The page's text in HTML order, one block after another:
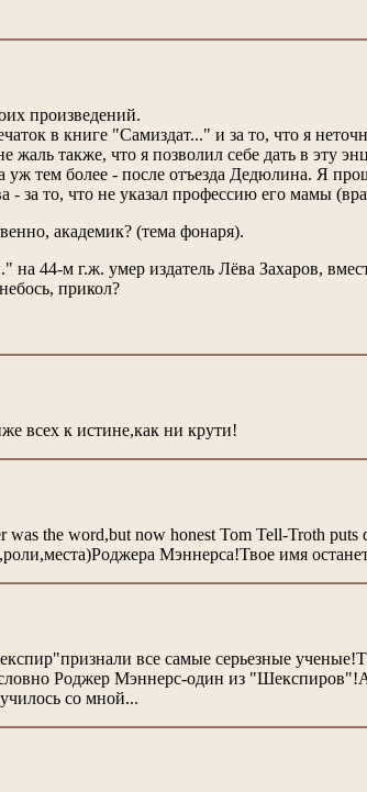
произведений.
в книге "Самиздат..." и за то, что я
жаль также, что я позволил себе дать в эту
уж тем более - после отъезда Дедюлина. Я
- за то, что не указал профессию его мамы
академик? (тема фонаря).
на 44-м г.ж. умер издатель Лёва Захаров,
прикол?
всех к истине,как ни крути!
the word,but now honest Tom Tell-Troth puts
Мэннерса!Твое имя
все самые серьезные
Роджер Мэннерс-один из
со мной...